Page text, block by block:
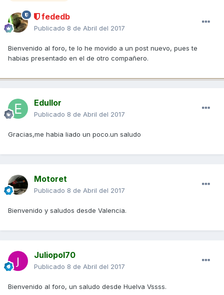
fededb
Publicado 8 de Abril del 2017
Bienvenido al foro, te lo he movido a un post nuevo, pues te
habias presentado en el de otro compañero.
Edullor
Publicado 8 de Abril del 2017
Gracias,me habia liado un poco.un saludo
Motoret
Publicado 8 de Abril del 2017
Bienvenido y saludos desde Valencia.
Juliopol70
Publicado 8 de Abril del 2017
Bienvenido al foro, un saludo desde Huelva Vssss.